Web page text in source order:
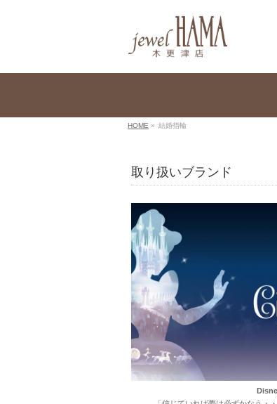
HOME » 結婚指輪
取り扱いブランド